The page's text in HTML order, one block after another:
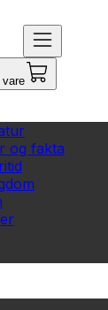
vare
og fakta